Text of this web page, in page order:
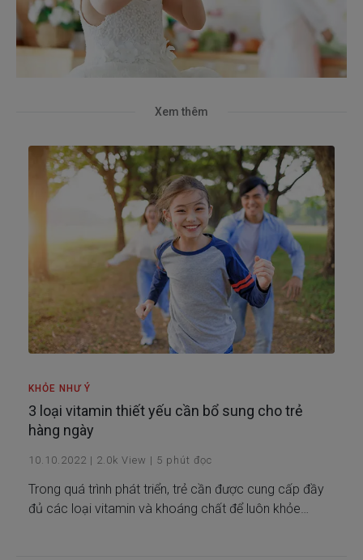
Xem thêm
KHỎE NHƯ Ý
3 loại vitamin thiết yếu cần bổ sung cho trẻ
hàng ngày
10.10.2022 | 2.0k View | 5 phút đọc
Trong quá trình phát triển, trẻ cần được cung cấp đầy
đủ các loại vitamin và khoáng chất để luôn khỏe